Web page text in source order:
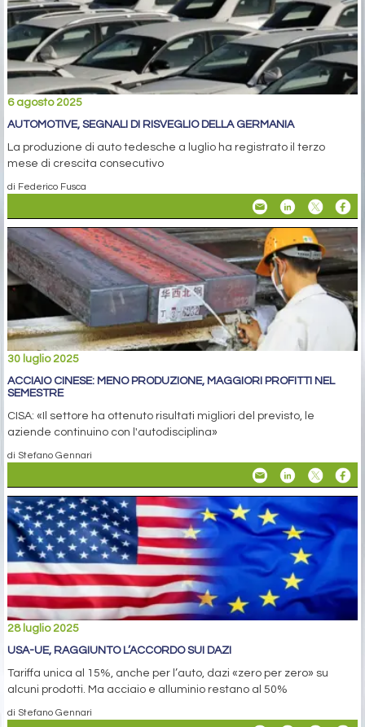
6 agosto 2025
AUTOMOTIVE, SEGNALI DI RISVEGLIO DELLA GERMANIA
La produzione di auto tedesche a luglio ha registrato il terzo
mese di crescita consecutivo
di Federico Fusca
30 luglio 2025
ACCIAIO CINESE: MENO PRODUZIONE, MAGGIORI PROFITTI NEL
SEMESTRE
CISA: «Il settore ha ottenuto risultati migliori del previsto, le
aziende continuino con l'autodisciplina»
di Stefano Gennari
28 luglio 2025
USA-UE, RAGGIUNTO L’ACCORDO SUI DAZI
Tariffa unica al 15%, anche per l’auto, dazi «zero per zero» su
alcuni prodotti. Ma acciaio e alluminio restano al 50%
di Stefano Gennari